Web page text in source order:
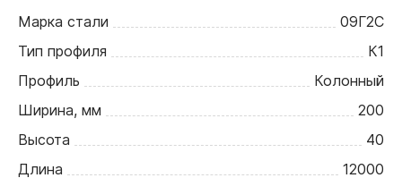
Марка стали
09Г2С
Тип профиля
К1
Профиль
Колонный
Ширина, мм
200
Высота
40
Длина
12000